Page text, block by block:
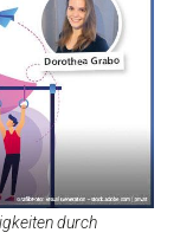
durch